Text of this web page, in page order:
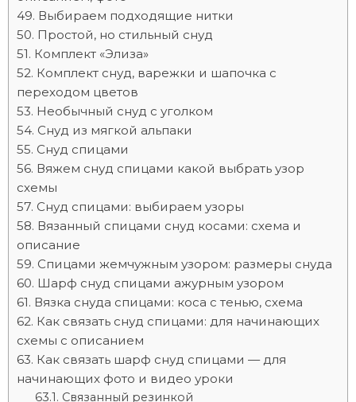
Выбираем подходящие нитки
Простой, но стильный снуд
Комплект «Элиза»
Комплект снуд, варежки и шапочка с
переходом цветов
Необычный снуд с уголком
Снуд из мягкой альпаки
Снуд спицами
Вяжем снуд спицами какой выбрать узор
схемы
Снуд спицами: выбираем узоры
Вязанный спицами снуд косами: схема и
описание
Спицами жемчужным узором: размеры снуда
Шарф снуд спицами ажурным узором
Вязка снуда спицами: коса с тенью, схема
Как связать снуд спицами: для начинающих
схемы с описанием
Как связать шарф снуд спицами — для
начинающих фото и видео уроки
Связанный резинкой